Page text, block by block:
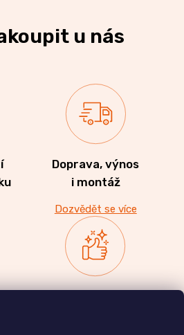
u nás
Doprava, výnos
i montáž
Dozvědět se více